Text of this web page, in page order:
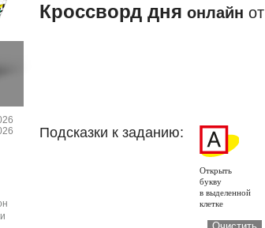
Кроссворд дня онлайн от
Подсказки к заданию:
Открыть
букву
в выделенной
клетке